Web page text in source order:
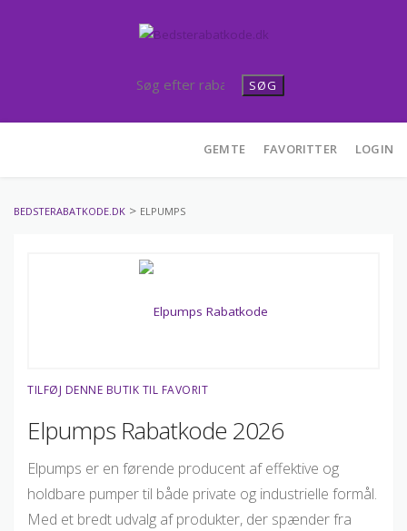
SØG
GEMTE FAVORITTER LOGIN
BEDSTERABATKODE.DK > ELPUMPS
TILFØJ DENNE BUTIK TIL FAVORIT
Elpumps Rabatkode 2026
Elpumps er en førende producent af effektive og
holdbare pumper til både private og industrielle formål.
Med et bredt udvalg af produkter, der spænder fra